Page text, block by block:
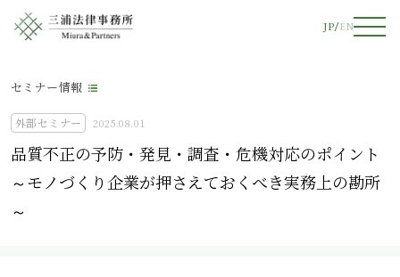
JP EN
セミナー情報
外部セミナー 2025.08.01
品質不正の予防・発見・調査・危機対応のポイント
～モノづくり企業が押さえておくべき実務上の勘所
～